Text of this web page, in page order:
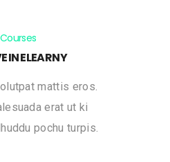
IN ELEARNY
mattis eros.
erat ut ki
pochu turpis.